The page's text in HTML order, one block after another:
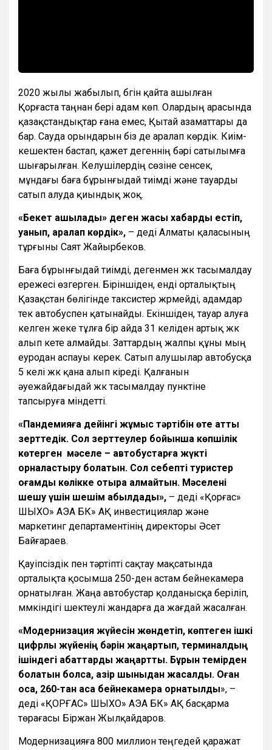
2020 жылы жабылып, бүгін қайта ашылған
Қорғаста таңнан бері адам көп. Олардың арасында
қазақстандықтар ғана емес, Қытай азаматтары да
бар. Сауда орындарын біз де аралап көрдік. Киім-
кешектен бастап, қажет дегеннің бәрі сатылымға
шығарылған. Келушілердің сөзіне сенсек,
мұндағы баға бұрынғыдай тиімді және тауарды
сатып алуда қиындық жоқ.
«Бекет ашылады» деген жақсы хабарды естіп,
қуанып, аралап көрдік», – деді Алматы қаласының
тұрғыны Саят Жайырбеков.
Баға бұрынғыдай тиімді, дегенмен жүк тасымалдау
ережесі өзгерген. Біріншіден, енді орталықтың
Қазақстан бөлігінде таксистер жүрмейді, адамдар
тек автобуспен қатынайды. Екіншіден, тауар алуға
келген жеке тұлға бір айда 31 келіден артық жүк
алып кете алмайды. Заттардың жалпы құны мың
еуродан аспауы керек. Сатып алушылар автобусқа
5 келі жүк қана алып кіреді. Қалғанын
әуежайдағыдай жүк тасымалдау пунктіне
тапсыруға міндетті.
«Пандемияға дейінгі жұмыс тәртібін өте қатты
зерттедік. Сол зерттеулер бойынша көпшілік
көтерген мәселе – автобустарға жүкті
орналастыру болатын. Сол себепті туристер
қоғамдық көлікке отыра алмайтын. Мәселені
шешу үшін шешім қабылдадық», – деді «Қорғас»
ШЫХО» АЭА БК» АҚ инвестициялар және
маркетинг департаментінің директоры Әсет
Байғараев.
Қауіпсіздік пен тәртіпті сақтау мақсатында
орталықта қосымша 250-ден астам бейнекамера
орнатылған. Жаңа автобустар қолданысқа беріліп,
мүмкіндігі шектеулі жандарға да жағдай жасалған.
«Модернизация жүйесін жөндетіп, көптеген ішкі
цифрлық жүйенің бәрін жаңартып, терминалдың
ішіндегі қабаттарды жаңарттық. Бұрын темірден
болатын болса, қазір шыныдан жасалды. Оған
қоса, 260-тан аса бейнекамера орнатылды», –
деді «ҚОРҒАС» ШЫХО» АЭА БК» АҚ басқарма
төрағасы Біржан Жылқайдаров.
Модернизацияға 800 миллион теңгедей қаражат